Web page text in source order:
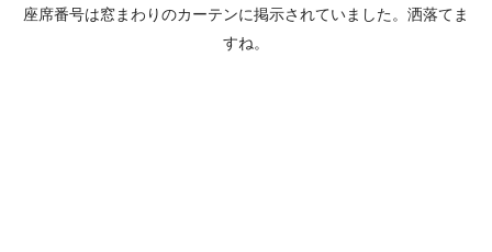
座席番号は窓まわりのカーテンに掲示されていました。洒落てま
すね。